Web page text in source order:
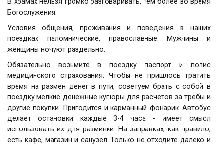
В храмах нельзя громко разговаривать, тем более во время
Богослужения.
Условия общения, проживания и поведения в наших
поездках паломнические, православные. Мужчины и
женщины ночуют раздельно.
Обязательно возьмите в поездку паспорт и полис
медицинского страхования. Чтобы не пришлось тратить
время на размен денег в пути, советуем брать с собой в
поездку мелкие денежные купюры для расчётов за требы и
другие покупки. Пригодится и карманный фонарик. Автобус
делает остановки каждые 3-4 часа - имеет смысл
использовать их для разминки. На заправках, как правило,
есть кафе, магазин и санузел. Только не отходите далеко и